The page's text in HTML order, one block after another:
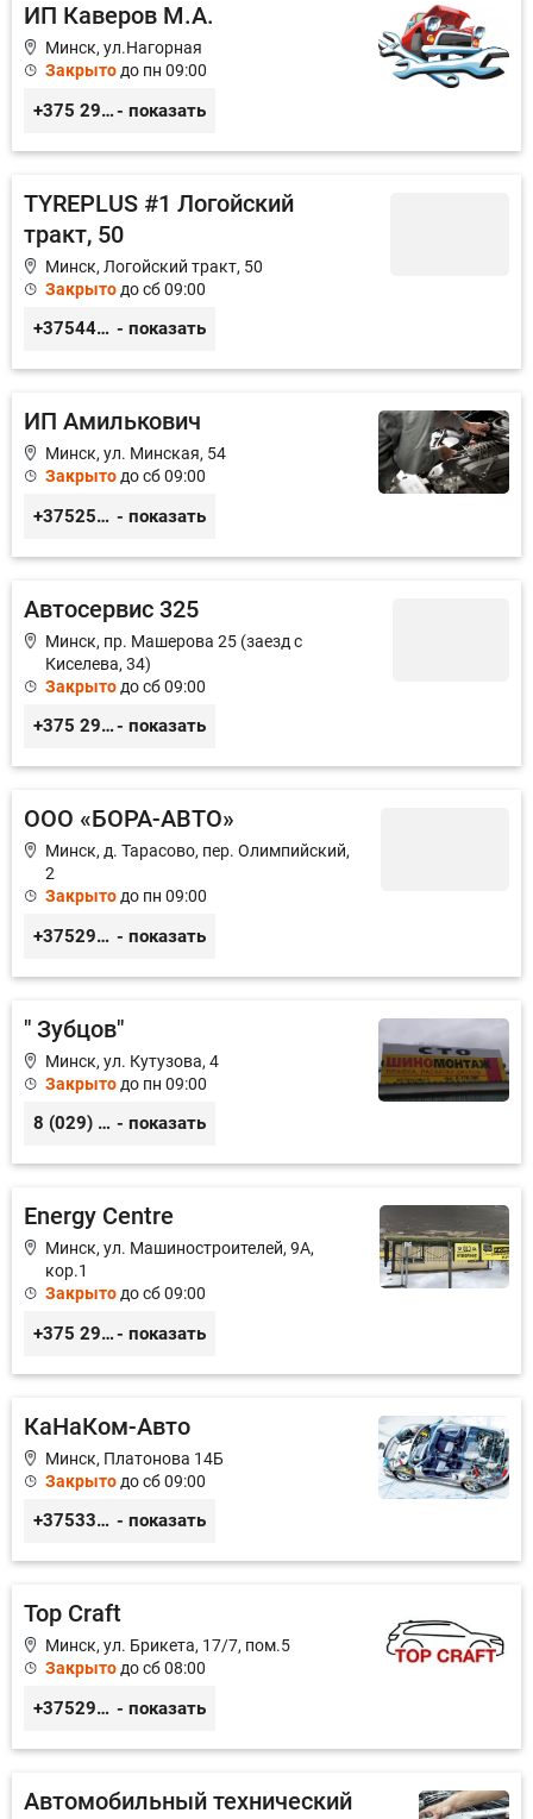
ИП Каверов М.А.
Минск, ул.Нагорная
Закрыто до пн 09:00
+375 29 656 49 92- показать
TYREPLUS #1 Логойский
тракт, 50
Минск, Логойский тракт, 50
Закрыто до сб 09:00
+375447350035 - показать
ИП Амилькович
Минск, ул. Минская, 54
Закрыто до сб 09:00
+375255355764 - показать
Автосервис 325
Минск, пр. Машерова 25 (заезд с
Киселева, 34)
Закрыто до сб 09:00
+375 29 124-78-73, +375 33 354-78-73- показать
ООО «БОРА-АВТО»
Минск, д. Тарасово, пер. Олимпийский,
2
Закрыто до пн 09:00
+375296577676 - показать
" Зубцов"
Минск, ул. Кутузова, 4
Закрыто до пн 09:00
8 (029) 6-170-999 - показать
Energy Centre
Минск, ул. Машиностроителей, 9А,
кор.1
Закрытодо сб 09:00
+375 29 385 71 17- показать
КаНаКом-Авто
Минск, Платонова 14Б
Закрыто до сб 09:00
+375336756676 - показать
Top Craft
Минск, ул. Брикета, 17/7, пом.5
Закрытодо сб 08:00
+375291414004 - показать
Автомобильный технический